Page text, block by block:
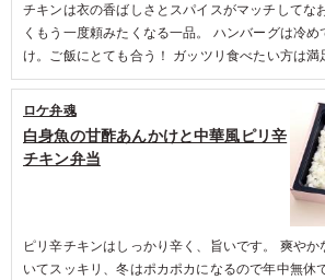
チキンは衣の香ばしさとスパイスがマッチしてな
くもう一度頼みたくなる一品。 ハンバーグは冷
け。ご飯にとても合う！ ガッツリ食べたい方は満
白身魚の甘酢あんかけと中華風ピリ辛
チキン弁当
ロケ弁魂
ピリ辛チキンはしっかり辛く、旨いです。 爽や
いてスッキリ、冬はポカポカになるので年中無休